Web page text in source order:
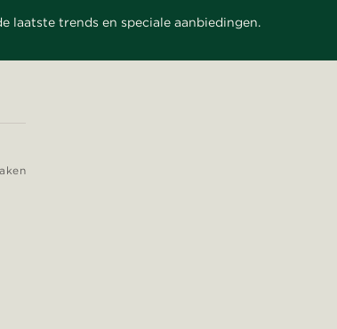
laatste trends en speciale aanbiedingen.